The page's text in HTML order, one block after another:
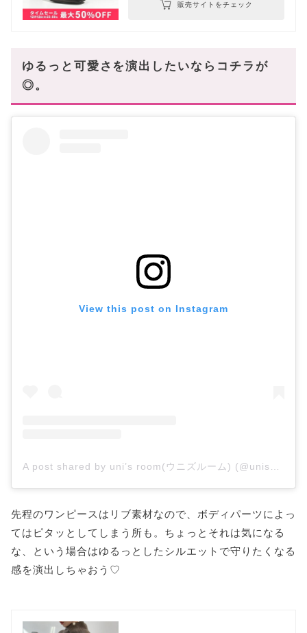
販売サイトをチェック
ゆるっと可愛さを演出したいならコチラが
◎。
View this post on Instagram
先程のワンピースはリブ素材なので、ボディパーツによっ
てはピタッとしてしまう所も。ちょっとそれは気になる
な、という場合はゆるっとしたシルエットで守りたくなる
感を演出しちゃおう♡